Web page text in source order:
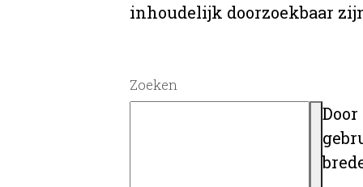
inhoudelijk doorzoekbaar
Zoeken